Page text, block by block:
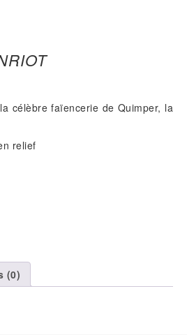
célèbre faïencerie de Quimper, la
relief
(0)